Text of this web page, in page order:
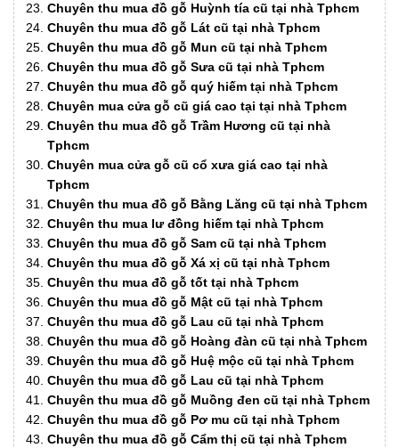
Chuyên thu mua đồ gỗ Huỳnh tía cũ tại nhà Tphcm
Chuyên thu mua đồ gỗ Lát cũ tại nhà Tphcm
Chuyên thu mua đồ gỗ Mun cũ tại nhà Tphcm
Chuyên thu mua đồ gỗ Sưa cũ tại nhà Tphcm
Chuyên thu mua đồ gỗ quý hiếm tại nhà Tphcm
Chuyên mua cửa gỗ cũ giá cao tại tại nhà Tphcm
Chuyên thu mua đồ gỗ Trầm Hương cũ tại nhà
Tphcm
Chuyên mua cửa gỗ cũ cổ xưa giá cao tại nhà
Tphcm
Chuyên thu mua đồ gỗ Bằng Lăng cũ tại nhà Tphcm
Chuyên thu mua lư đồng hiếm tại nhà Tphcm
Chuyên thu mua đồ gỗ Sam cũ tại nhà Tphcm
Chuyên thu mua đồ gỗ Xá xị cũ tại nhà Tphcm
Chuyên thu mua đồ gỗ tốt tại nhà Tphcm
Chuyên thu mua đồ gỗ Mật cũ tại nhà Tphcm
Chuyên thu mua đồ gỗ Lau cũ tại nhà Tphcm
Chuyên thu mua đồ gỗ Hoàng đàn cũ tại nhà Tphcm
Chuyên thu mua đồ gỗ Huệ mộc cũ tại nhà Tphcm
Chuyên thu mua đồ gỗ Lau cũ tại nhà Tphcm
Chuyên thu mua đồ gỗ Muồng đen cũ tại nhà Tphcm
Chuyên thu mua đồ gỗ Pơ mu cũ tại nhà Tphcm
Chuyên thu mua đồ gỗ Cẩm thị cũ tại nhà Tphcm